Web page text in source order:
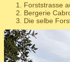
Forststrasse
Bergerie
Die selbe